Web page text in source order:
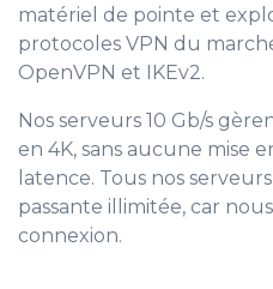
matériel de pointe et
protocoles VPN du
OpenVPN et IKEv2.
Nos serveurs 10 Gb/s
en 4K, sans aucune mise
latence. Tous nos
passante illimitée, car
connexion.